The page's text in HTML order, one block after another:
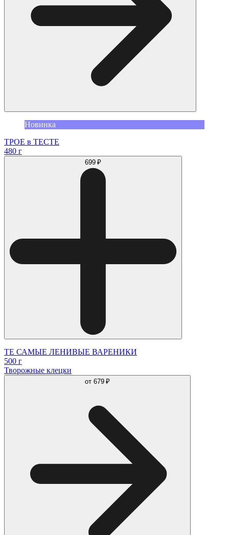
Новинка
ТРОЕ в ТЕСТЕ
480 г
699 ₽
ТЕ САМЫЕ ЛЕНИВЫЕ ВАРЕНИКИ
500 г
Творожные клецки
от 679 ₽